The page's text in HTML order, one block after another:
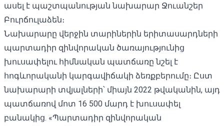
ասել է պաշտպանության նախարար Ջուանշեր
Բուրճուլաձեն։
Նախարարը վերջին տարիներին երիտասարդների
պարտադիր զինվորական ծառայությունից
խուսափելու հիմնական պատճառը նշել է
հոգևորականի կարգավիճակի ձեռքբերումը։ Ըստ
նախարարի տվյալների՝ միայն 2022 թվականին, այդ
պատճառով մոտ 16 500 մարդ է խուսափել
բանակից. «Պարտադիր զինվորական